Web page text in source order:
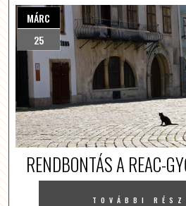
MÁRC
25
RENDBONTÁS A REAC-
TOVÁBBI